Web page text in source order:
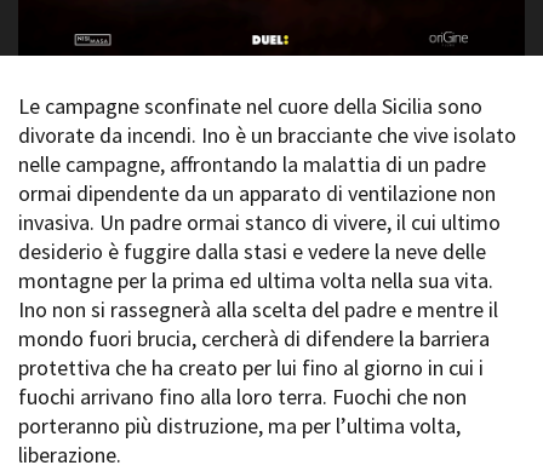
Sostenibilità ambientale
SERVIZI
Servizi generali
Location scouting
Spazi nella sede FCTP
Sala Casting
Sala Paolo Tenna
FILM FUNDS
Piemonte Film Tv Fund
Piemonte Film Tv
Development Fund
Piemonte Doc Film Fund
Short Film Fund
FESTIVAL, MARKETS,
International Film Festival
Rotterdam
Berlinale Internationalen
Filmfestspiele Berlin
Festival de Cannes
Biografilm Festival - Bio to B
Industry Days
Locarno Film Festival
Mostra Internazionale d’Arte
Cinematografica Venezia
Toronto International Film
Festival
Festa del Cinema di Roma
Le campagne sconfinate nel cuore della Sicilia sono
divorate da incendi. Ino è un bracciante che vive isolato
nelle campagne, affrontando la malattia di un padre
ormai dipendente da un apparato di ventilazione non
invasiva. Un padre ormai stanco di vivere, il cui ultimo
desiderio è fuggire dalla stasi e vedere la neve delle
montagne per la prima ed ultima volta nella sua vita.
Ino non si rassegnerà alla scelta del padre e mentre il
mondo fuori brucia, cercherà di difendere la barriera
protettiva che ha creato per lui fino al giorno in cui i
fuochi arrivano fino alla loro terra. Fuochi che non
porteranno più distruzione, ma per l’ultima volta,
liberazione.